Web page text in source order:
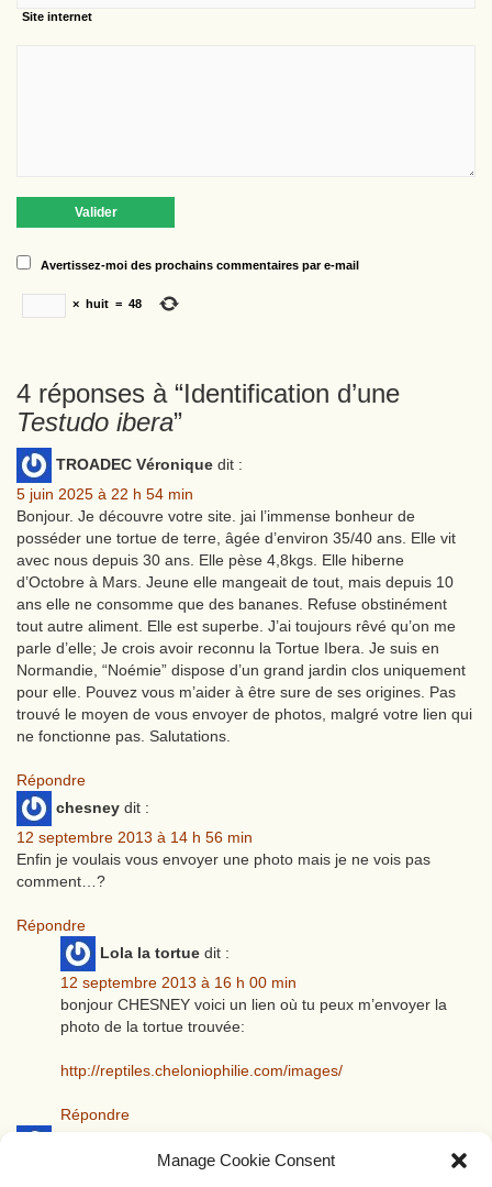
Manage Cookie Consent
Site internet
Avertissez-moi des prochains commentaires par e-mail
× huit = 48
4 réponses à “Identification d’une
Testudo ibera”
TROADEC Véronique dit :
5 juin 2025 à 22 h 54 min
Bonjour. Je découvre votre site. jai l’immense bonheur de
posséder une tortue de terre, âgée d’environ 35/40 ans. Elle vit
avec nous depuis 30 ans. Elle pèse 4,8kgs. Elle hiberne
d’Octobre à Mars. Jeune elle mangeait de tout, mais depuis 10
ans elle ne consomme que des bananes. Refuse obstinément
tout autre aliment. Elle est superbe. J’ai toujours rêvé qu’on me
parle d’elle; Je crois avoir reconnu la Tortue Ibera. Je suis en
Normandie, “Noémie” dispose d’un grand jardin clos uniquement
pour elle. Pouvez vous m’aider à être sure de ses origines. Pas
trouvé le moyen de vous envoyer de photos, malgré votre lien qui
ne fonctionne pas. Salutations.
Répondre
chesney dit :
12 septembre 2013 à 14 h 56 min
Enfin je voulais vous envoyer une photo mais je ne vois pas
comment…?
Répondre
Lola la tortue dit :
12 septembre 2013 à 16 h 00 min
bonjour CHESNEY voici un lien où tu peux m’envoyer la
photo de la tortue trouvée:
http://reptiles.cheloniophilie.com/images/
Répondre
12 septembre 2013 à 14 h 55 min